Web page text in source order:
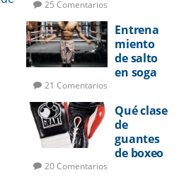
25 Comentarios
Entrena
miento
de salto
en soga
21 Comentarios
Qué clase
de
guantes
de boxeo
20 Comentarios